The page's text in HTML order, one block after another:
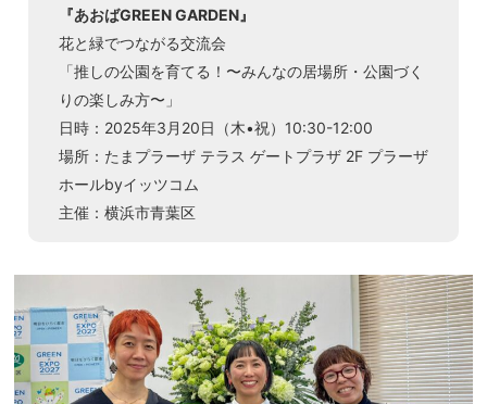
『あおばGREEN GARDEN』
花と緑でつながる交流会
「推しの公園を育てる！〜みんなの居場所・公園づく
りの楽しみ方〜」
日時：2025年3月20日（木•祝）10:30-12:00
場所：たまプラーザ テラス ゲートプラザ 2F プラーザ
ホールbyイッツコム
主催：横浜市青葉区